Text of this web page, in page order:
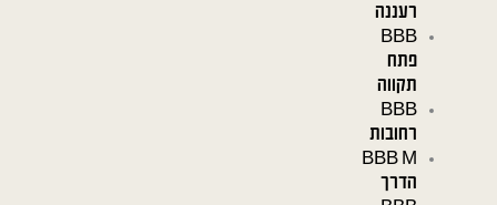
רעננה
BBB
פתח
תקווה
BBB
רחובות
BBB M
הדרך